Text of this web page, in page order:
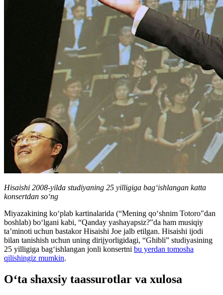
Hisaishi 2008-yilda studiyaning 25 yilligiga bag‘ishlangan katta
konsertdan so‘ng
Miyazakining ko‘plab kartinalarida (“Mening qo‘shnim Totoro"dan
boshlab) bo‘lgani kabi, “Qanday yashayapsiz?"da ham musiqiy
ta’minoti uchun bastakor Hisaishi Joe jalb etilgan. Hisaishi ijodi
bilan tanishish uchun uning dirijyorligidagi, “Ghibli” studiyasining
25 yilligiga bag‘ishlangan jonli konsertni bu yerdan tomosha
qilishingiz mumkin.
O‘ta shaxsiy taassurotlar va xulosa